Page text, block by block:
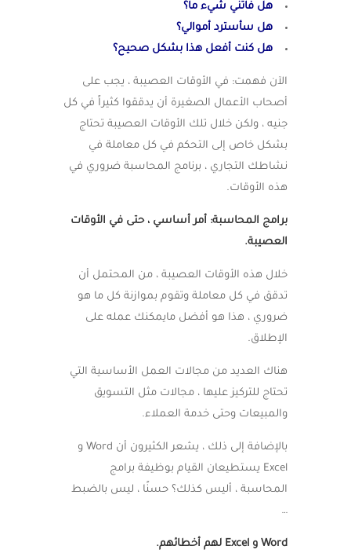
هل فاتني شيء ما؟
هل سأسترد أموالي؟
هل كنت أفعل هذا بشكل صحيح؟
الآن فهمت: في الأوقات العصيبة ، يجب على
أصحاب الأعمال الصغيرة أن يدققوا كثيراً في كل
جنيه ، ولكن خلال تلك الأوقات العصيبة تحتاج
بشكل خاص إلى التحكم في كل معاملة في
نشاطك التجاري ، برنامج المحاسبة ضروري في
هذه الأوقات.
برامج المحاسبة: أمر أساسي ، حتى في الأوقات
العصيبة.
خلال هذه الأوقات العصيبة ، من المحتمل أن
تدقق في كل معاملة وتقوم بموازنة كل ما هو
ضروري ، هذا هو أفضل مايمكنك عمله على
الإطلاق.
هناك العديد من مجالات العمل الأساسية التي
تحتاج للتركيز عليها ، مجالات مثل التسويق
والمبيعات وحتى خدمة العملاء.
بالإضافة إلى ذلك ، يشعر الكثيرون أن Word و
Excel يستطيعان القيام بوظيفة برامج
المحاسبة ، أليس كذلك؟ حسنًا ، ليس بالضبط
…
Word و Excel لهم أخطائهم.